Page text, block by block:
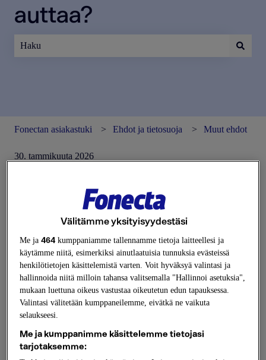
auttaa?
Fonectan asiakastuki Ehdot ja tietosuoja Muut ehdot
30. tammikuuta 2026
Teleyhteystietojen
luovutusperiaatteet
Fonectalla on sopimuksiin perustuva
oikeus/velvollisuus luovuttaa edelleen
viestintämarkkinalain 58§:ssä mainittuja
teleyhteystietoja seuraavien teleyritysten osalta:
AinaCom Oy
Välitämme yksityisyydestäsi
Me ja464 kumppaniamme tallennamme tietoja laitteellesi ja
käytämme niitä, esimerkiksi ainutlaatuisia tunnuksia evästeissä
henkilötietojen käsittelemistä varten. Voit hyväksyä valintasi ja
hallinnoida niitä milloin tahansa valitsemalla "Hallinnoi asetuksia",
mukaan luettuna oikeus vastustaa oikeutetun edun tapauksessa.
Valintasi välitetään kumppaneilemme, eivätkä ne vaikuta
selaukseesi.
Me ja kumppanimme käsittelemme tietojasi
tarjotaksemme: